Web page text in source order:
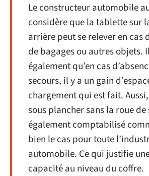
Le constructeur automobile
considère que la tablette sur
arrière peut se relever en cas
de bagages ou autres objets.
également qu’en cas
secours, il y a un gain
chargement qui est fait. Aussi,
sous plancher sans la roue de
également comptabilisé
bien le cas pour toute
automobile. Ce qui justifie
capacité au niveau du coffre.